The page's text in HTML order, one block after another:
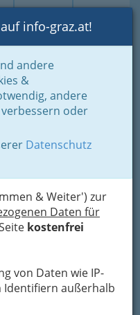
Login Toggle
info-graz.at!
andere
&
andere
oder
Datenschutz
& Weiter') zur
Daten für
kostenfrei
von Daten wie IP-
Identifiern außerhalb
zum eigenen Haus
und
und
1